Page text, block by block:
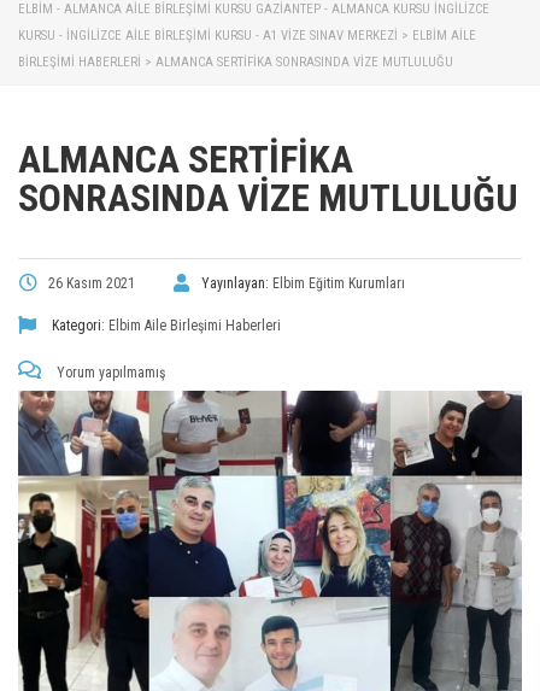
ELBİM - ALMANCA AILE BIRLEŞIMI KURSU GAZIANTEP - ALMANCA KURSU İNGILIZCE
KURSU - İNGILIZCE AILE BIRLEŞIMI KURSU - A1 VIZE SINAV MERKEZI > ELBIM AILE
BIRLEŞIMI HABERLERI > ALMANCA SERTİFİKA SONRASINDA VİZE MUTLULUĞU
ALMANCA SERTİFİKA
SONRASINDA VİZE MUTLULUĞU
26 Kasım 2021 Yayınlayan: Elbim Eğitim Kurumları
Kategori: Elbim Aile Birleşimi Haberleri
Yorum yapılmamış